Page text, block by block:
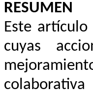
RESUMEN
Este
cuyas